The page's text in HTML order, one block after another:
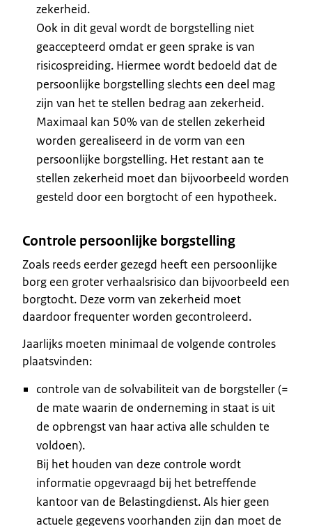
zekerheid.
Ook in dit geval wordt de borgstelling niet
geaccepteerd omdat er geen sprake is van
risicospreiding. Hiermee wordt bedoeld dat de
persoonlijke borgstelling slechts een deel mag
zijn van het te stellen bedrag aan zekerheid.
Maximaal kan 50% van de stellen zekerheid
worden gerealiseerd in de vorm van een
persoonlijke borgstelling. Het restant aan te
stellen zekerheid moet dan bijvoorbeeld worden
gesteld door een borgtocht of een hypotheek.
Controle persoonlijke borgstelling
Zoals reeds eerder gezegd heeft een persoonlijke
borg een groter verhaalsrisico dan bijvoorbeeld een
borgtocht. Deze vorm van zekerheid moet
daardoor frequenter worden gecontroleerd.
Jaarlijks moeten minimaal de volgende controles
plaatsvinden:
controle van de solvabiliteit van de borgsteller (=
de mate waarin de onderneming in staat is uit
de opbrengst van haar activa alle schulden te
voldoen).
Bij het houden van deze controle wordt
informatie opgevraagd bij het betreffende
kantoor van de Belastingdienst. Als hier geen
actuele gegevens voorhanden zijn dan moet de